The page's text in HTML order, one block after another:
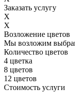
Заказать услугу
X
X
Возложение цветов
Мы возложим
Количество цветов
4 цветка
8 цветов
12 цветов
Стоимость услуги